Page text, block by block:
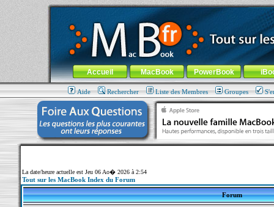
MacBook-fr.com : 100% Apple... 100% nomade !
Aller au contenu-Aller au menu général-Aller au menu de
Menu général
Accueil MacBook PowerBook
Aide Rechercher Liste des Membres Groupes
La date/heure actuelle est Jeu 06 Ao� 2026 à 2:54
Tout sur les MacBook Index du Forum
Forum